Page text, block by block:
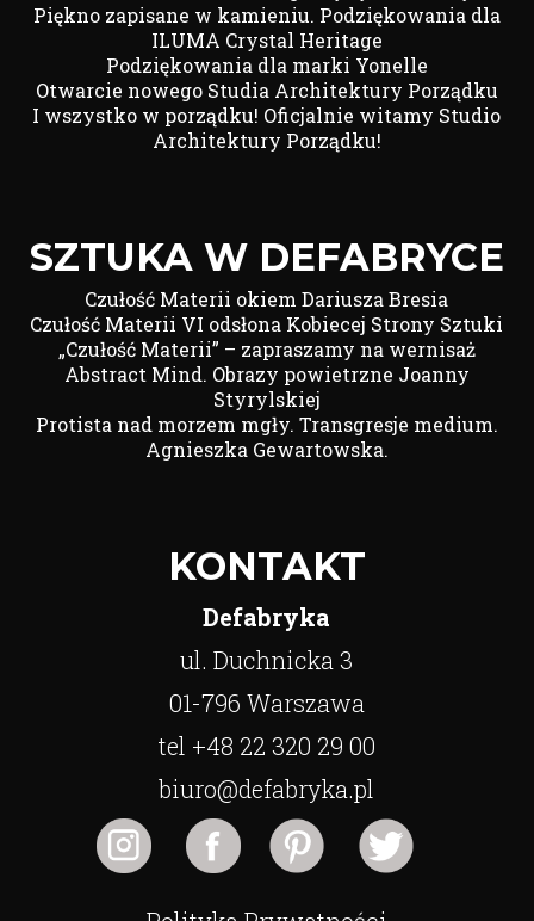
Piękno zapisane w kamieniu. Podziękowania dla
ILUMA Crystal Heritage
Podziękowania dla marki Yonelle
Otwarcie nowego Studia Architektury Porządku
I wszystko w porządku! Oficjalnie witamy Studio
Architektury Porządku!
SZTUKA W DEFABRYCE
Czułość Materii okiem Dariusza Bresia
Czułość Materii VI odsłona Kobiecej Strony Sztuki
„Czułość Materii” – zapraszamy na wernisaż
Abstract Mind. Obrazy powietrzne Joanny
Styrylskiej
Protista nad morzem mgły. Transgresje medium.
Agnieszka Gewartowska.
KONTAKT
Defabryka
ul. Duchnicka 3
01-796 Warszawa
tel +48 22 320 29 00
biuro@defabryka.pl